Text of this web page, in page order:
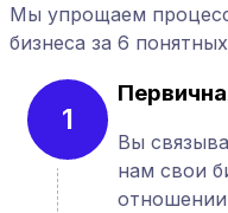
Мы упрощаем
бизнеса за 6
1
Вы
нам свои